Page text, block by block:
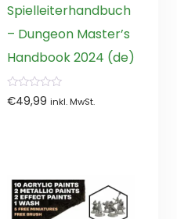
Spielleiterhandbuch
– Dungeon Master’s
Handbook 2024 (de)
0
von
€49,99 inkl. MwSt.